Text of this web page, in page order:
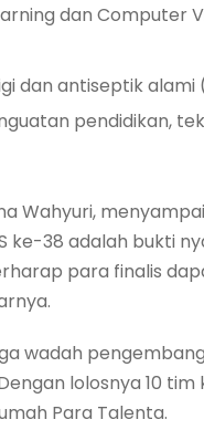
dan Computer
dan antiseptik alami
pendidikan,
Wahyuri,
ke-38 adalah bukti
para finalis
wadah
lolosnya 10 tim
Para Talenta.